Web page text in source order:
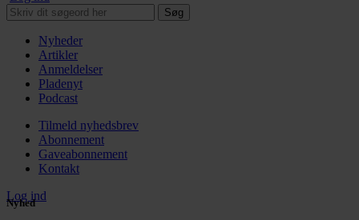
Søg
Nyheder
Artikler
Anmeldelser
Pladenyt
Podcast
Tilmeld nyhedsbrev
Abonnement
Gaveabonnement
Kontakt
Log ind
Nyhed